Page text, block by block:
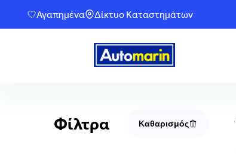
Αγαπημένα Δίκτυο Καταστημάτων
Φίλτρα Καθαρισμός